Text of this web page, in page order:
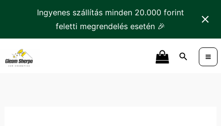
Ingyenes szállítás minden 20.000 forint
feletti megrendelés esetén 🎉
content
Search
Exclusive